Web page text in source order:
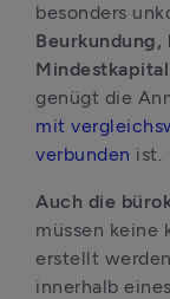
besonders
Beurkundung,
mit
verbunden ist.
Auch die
müssen keine
erstellt
innerhalb